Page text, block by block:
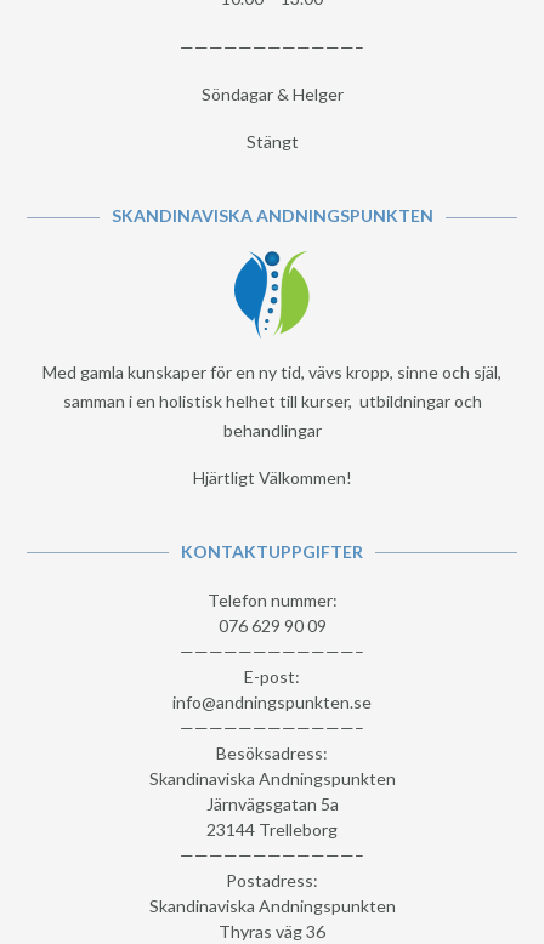
————————————–
Söndagar & Helger
Stängt
SKANDINAVISKA ANDNINGSPUNKTEN
Med gamla kunskaper för en ny tid, vävs kropp, sinne och själ,
samman i en holistisk helhet till kurser, utbildningar och
behandlingar
Hjärtligt Välkommen!
KONTAKTUPPGIFTER
Telefon nummer:
076 629 90 09
————————————–
E-post:
info@andningspunkten.se
————————————–
Besöksadress:
Skandinaviska Andningspunkten
Järnvägsgatan 5a
23144 Trelleborg
————————————–
Postadress:
Skandinaviska Andningspunkten
Thyras väg 36